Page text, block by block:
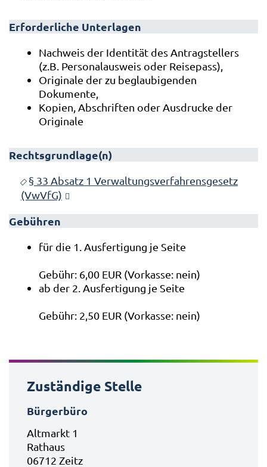
Erforderliche Unterlagen
Nachweis der Identität des Antragstellers
(z.B. Personalausweis oder Reisepass),
Originale der zu beglaubigenden
Dokumente,
Kopien, Abschriften oder Ausdrucke der
Originale
Rechtsgrundlage(n)
§ 33 Absatz 1 Verwaltungsverfahrensgesetz
(VwVfG)
Gebühren
für die 1. Ausfertigung je Seite
Gebühr: 6,00 EUR (Vorkasse: nein)
ab der 2. Ausfertigung je Seite
Gebühr: 2,50 EUR (Vorkasse: nein)
Zuständige Stelle
Bürgerbüro
Altmarkt 1
Rathaus
06712 Zeitz